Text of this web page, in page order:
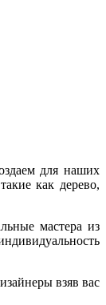
для наших
как дерево,
мастера из
взяв вас